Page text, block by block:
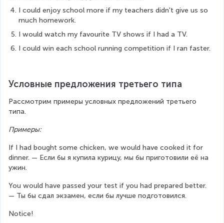
I could enjoy school more if my teachers didn't give us so
much homework.
I would watch my favourite TV shows if I had a TV.
I could win each school running competition if I ran faster.
Условные предложения третьего типа
Рассмотрим примеры условных предложений третьего
типа.
Примеры:
If I had bought some chicken, we would have cooked it for
dinner. — Если бы я купила курицу, мы бы приготовили её на
ужин.
You would have passed your test if you had prepared better.
— Ты бы сдал экзамен, если бы лучше подготовился.
Notice!